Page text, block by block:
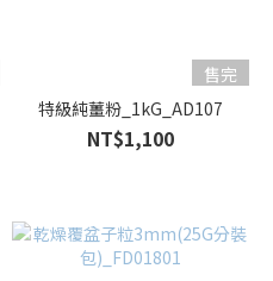
售完
特級純薑粉_1kG_AD107
NT$1,100